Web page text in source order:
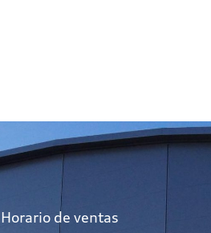
Horario de ventas